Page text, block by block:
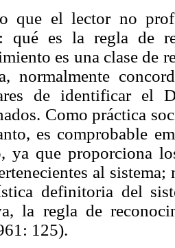
que el lector no
qué es la regla de
es una clase de
normalmente
de identificar el
Como práctica
es comprobable
ya que proporciona
al
definitoria del
la regla de
125).